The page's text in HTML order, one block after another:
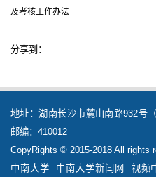
及考核工作办法
分享到：
地址：湖南长沙市麓山南路932号
邮编：410012
CopyRights © 2015-2018 All rights
中南大学
中南大学新闻网 视频